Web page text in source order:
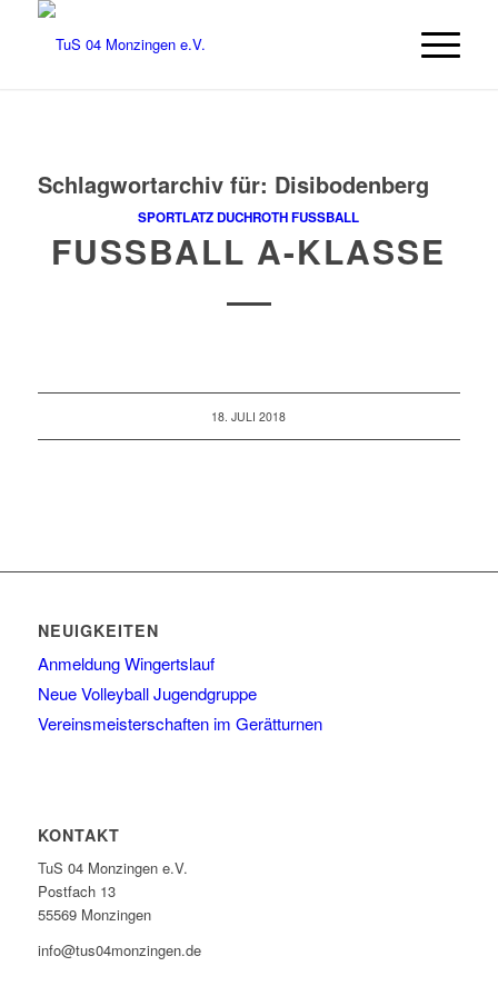
Schlagwortarchiv für: Disibodenberg
SPORTLATZ DUCHROTH FUSSBALL
FUSSBALL A-KLASSE
18. JULI 2018
NEUIGKEITEN
Anmeldung Wingertslauf
Neue Volleyball Jugendgruppe
Vereinsmeisterschaften im Gerätturnen
KONTAKT
TuS 04 Monzingen e.V.
Postfach 13
55569 Monzingen
info@tus04monzingen.de